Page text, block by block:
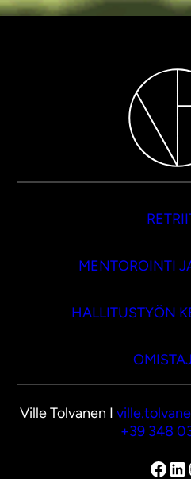
MENTOROINTI
HALLITUSTYÖN
Ville Tolvanen I
+39 348